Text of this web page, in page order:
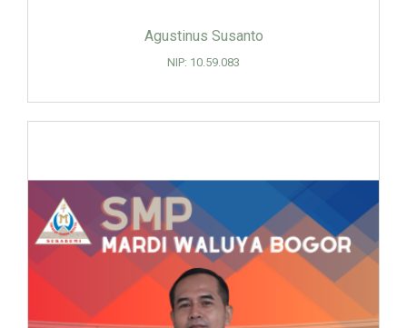
Agustinus Susanto
NIP: 10.59.083